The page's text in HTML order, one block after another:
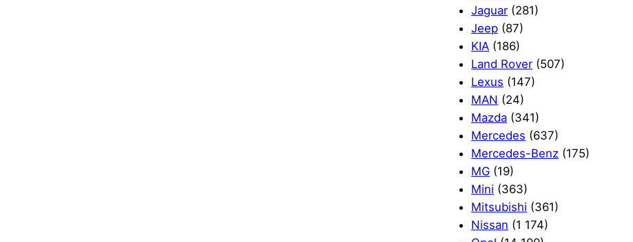
Jaguar (281)
Jeep (87)
KIA (186)
Land Rover (507)
Lexus (147)
MAN (24)
Mazda (341)
Mercedes (637)
Mercedes-Benz (175)
MG (19)
Mini (363)
Mitsubishi (361)
Nissan (1 174)